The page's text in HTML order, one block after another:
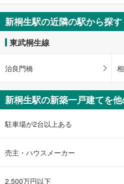
新桐生駅の近隣の駅から探す
東武桐生線
治良門橋
新桐生駅の新築一戸建てを
駐車場が2台以上ある
売主・ハウスメーカー
2,500万円以下